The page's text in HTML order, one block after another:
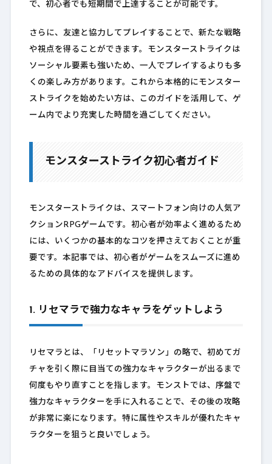
で、初心者でも短期間で上達することが可能です。
さらに、友達と協力してプレイすることで、新たな戦略
や視点を得ることができます。モンスターストライクは
ソーシャル要素も強いため、一人でプレイするよりも多
くの楽しみ方があります。これから本格的にモンスター
ストライクを始めたい方は、このガイドを活用して、ゲ
ーム内でより充実した時間を過ごしてください。
モンスターストライク初心者ガイド
モンスターストライクは、スマートフォン向けの人気ア
クションRPGゲームです。初心者が効率よく進めるため
には、いくつかの基本的なコツを押さえておくことが重
要です。本記事では、初心者がゲームをスムーズに進め
るための具体的なアドバイスを提供します。
1. リセマラで強力なキャラをゲットしよう
リセマラとは、「リセットマラソン」の略で、初めてガ
チャを引く際に目当ての強力なキャラクターが出るまで
何度もやり直すことを指します。モンストでは、序盤で
強力なキャラクターを手に入れることで、その後の攻略
が非常に楽になります。特に属性やスキルが優れたキャ
ラクターを狙うと良いでしょう。